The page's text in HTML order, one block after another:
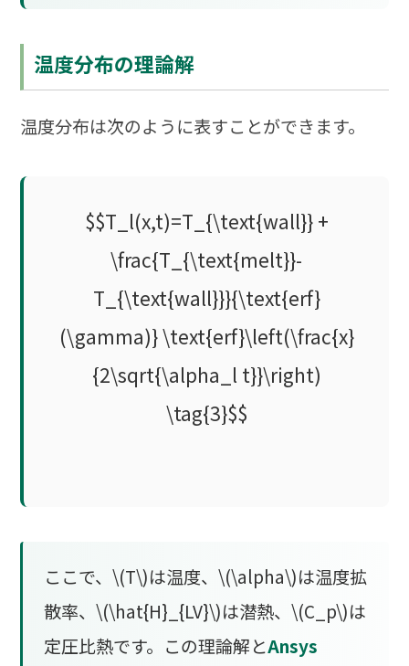
温度分布の理論解
温度分布は次のように表すことができます。
$$T_l(x,t)=T_{\text{wall}} +
\frac{T_{\text{melt}}-
T_{\text{wall}}}{\text{erf}
(\gamma)} \text{erf}\left(\frac{x}
{2\sqrt{\alpha_l t}}\right)
\tag{3}$$
ここで、\(T\)は温度、\(\alpha\)は温度拡
散率、\(\hat{H}_{LV}\)は潜熱、\(C_p\)は
定圧比熱です。この理論解とAnsys